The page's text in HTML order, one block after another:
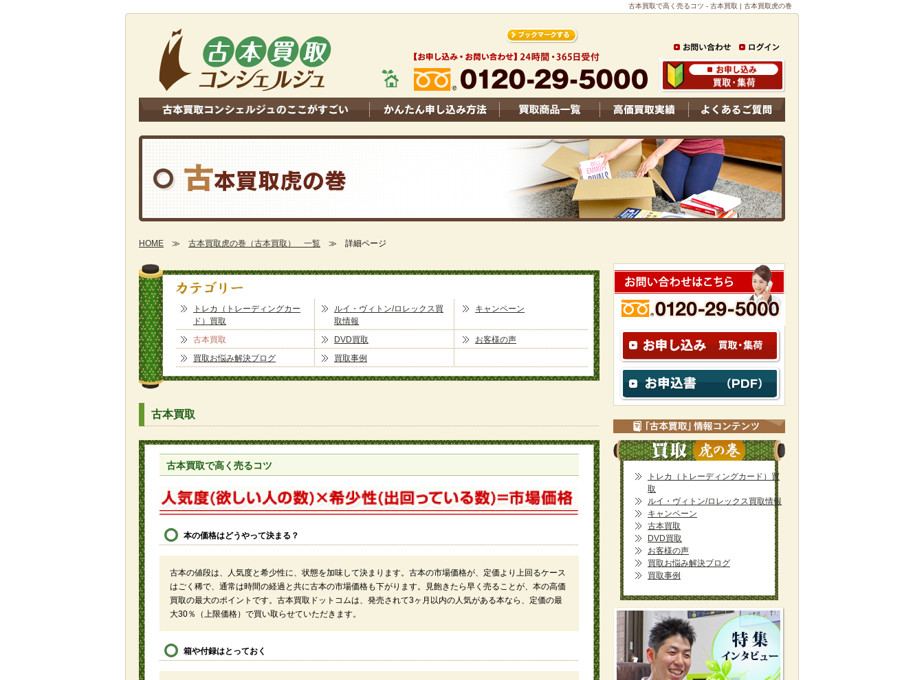
古本買取で高く売るコツ - 古本買取 | 古本買取虎の巻
HOME ≫ 古本買取虎の巻（古本買取） 一覧 ≫ 詳細ページ
トレカ（トレーディングカー
ド）買取
ルイ・ヴィトン/ロレックス買
取情報
キャンペーン
古本買取 DVD買取
お客様の声
買取お悩み解決ブログ
買取事例
古本買取
古本買取で高く売るコツ
本の価格はどうやって決まる？
古本の値段は、人気度と希少性に、状態を加味して決まります。古本の市場価格が、定価より上回るケース
はごく稀で、通常は時間の経過と共に古本の市場価格も下がります。見飽きたら早く売ることが、本の高価
買取の最大のポイントです。古本買取ドットコムは、発売されて3ヶ月以内の人気がある本なら、定価の最
大30％（上限価格）で買い取らせていただきます。
箱や付録はとっておく
トレカ（トレーディングカード）買
取
ルイ・ヴィトン/ロレックス買取情報
キャンペーン
古本買取
DVD買取
お客様の声
買取お悩み解決ブログ
買取事例